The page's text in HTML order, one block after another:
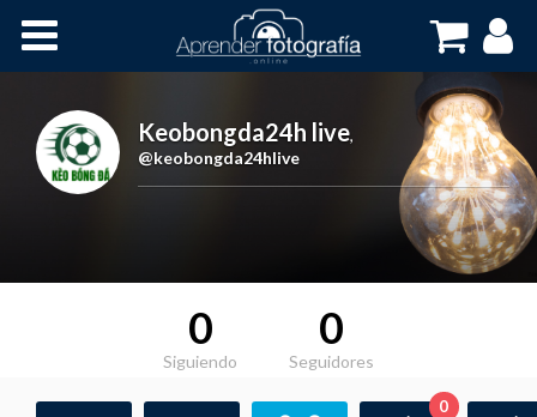
Cursos OnLine
Keobongda24h live,
@keobongda24hlive
0
Siguiendo
0
Seguidores
0